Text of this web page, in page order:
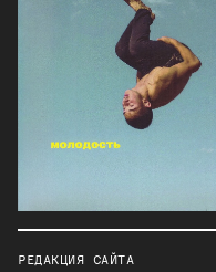
РЕДАКЦИЯ САЙТА